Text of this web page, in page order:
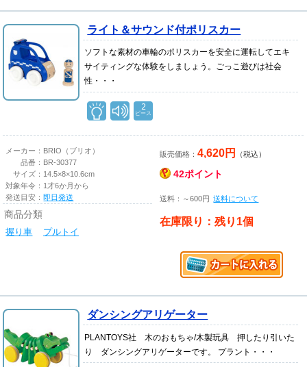
ライト＆サウンド付ポリスカー
ソフトな素材の車輪のポリスカーを安全に運転してエキ
サイティングな体験をしましょう。ごっこ遊びは社会
性・・・
2
ピース
メーカー： BRIO（ブリオ）
品番： BR-30377
サイズ： 14.5×8×10.6cm
対象年令： 1才6か月から
発送目安： 即日発送
商品分類
握り車 プルトイ
販売価格：4,620円 （税込）
42ポイント
送料：～600円 送料について
在庫限り：残り1個
ダンシングアリゲーター
PLANTOYS社 木のおもちゃ/木製玩具 押したり引いた
り ダンシングアリゲーターです。 プラント・・・